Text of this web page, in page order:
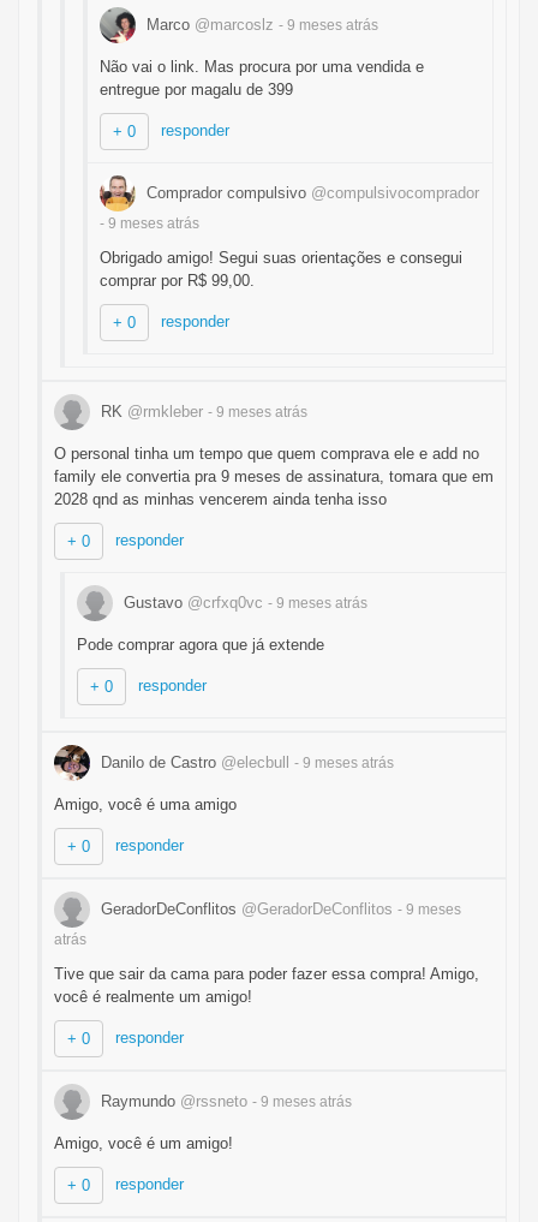
Marco @marcoslz - 9 meses atrás
Não vai o link. Mas procura por uma vendida e
entregue por magalu de 399
+ 0 responder
Comprador compulsivo @compulsivocomprador
- 9 meses atrás
Obrigado amigo! Segui suas orientações e consegui
comprar por R$ 99,00.
+ 0 responder
RK @rmkleber - 9 meses atrás
O personal tinha um tempo que quem comprava ele e add no
family ele convertia pra 9 meses de assinatura, tomara que em
2028 qnd as minhas vencerem ainda tenha isso
+ 0 responder
Gustavo @crfxq0vc - 9 meses atrás
Pode comprar agora que já extende
+ 0 responder
Danilo de Castro @elecbull - 9 meses atrás
Amigo, você é uma amigo
+ 0 responder
GeradorDeConflitos @GeradorDeConflitos - 9 meses
atrás
Tive que sair da cama para poder fazer essa compra! Amigo,
você é realmente um amigo!
+ 0 responder
Raymundo @rssneto - 9 meses atrás
Amigo, você é um amigo!
+ 0 responder